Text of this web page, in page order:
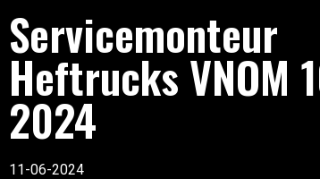
Servicemonteur
Heftrucks VNOM
2024
11-06-2024